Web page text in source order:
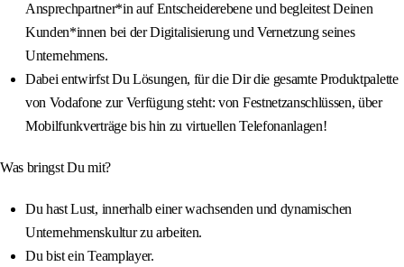
Ansprechpartner*in auf Entscheiderebene und begleitest Deinen
Kunden*innen bei der Digitalisierung und Vernetzung seines
Unternehmens.
Dabei entwirfst Du Lösungen, für die Dir die gesamte Produktpalette
von Vodafone zur Verfügung steht: von Festnetzanschlüssen, über
Mobilfunkverträge bis hin zu virtuellen Telefonanlagen!
Was bringst Du mit?
Du hast Lust, innerhalb einer wachsenden und dynamischen
Unternehmenskultur zu arbeiten.
Du bist ein Teamplayer.